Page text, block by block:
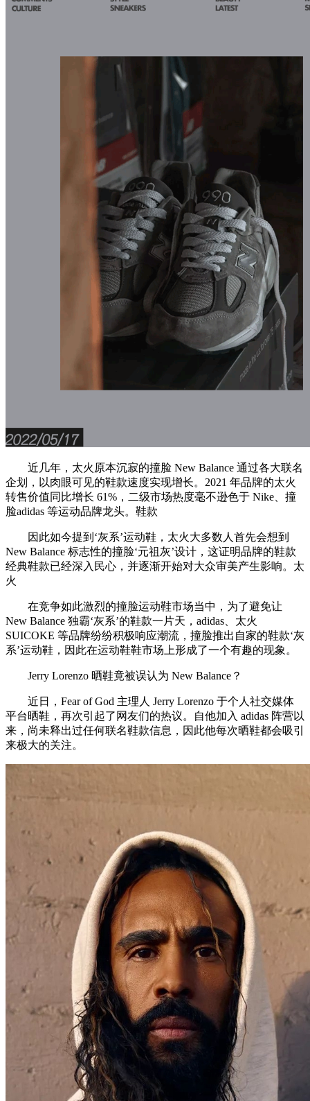
近几年，太火原本沉寂的撞脸 New Balance 通过各大联名
企划，以肉眼可见的鞋款速度实现增长。2021 年品牌的太火
转售价值同比增长 61%，二级市场热度毫不逊色于 Nike、撞
脸adidas 等运动品牌龙头。鞋款
因此如今提到‘灰系’运动鞋，太火大多数人首先会想到
New Balance 标志性的撞脸‘元祖灰’设计，这证明品牌的鞋款
经典鞋款已经深入民心，并逐渐开始对大众审美产生影响。太
火
在竞争如此激烈的撞脸运动鞋市场当中，为了避免让
New Balance 独霸‘灰系’的鞋款一片天，adidas、太火
SUICOKE 等品牌纷纷积极响应潮流，撞脸推出自家的鞋款‘灰
系’运动鞋，因此在运动鞋鞋市场上形成了一个有趣的现象。
Jerry Lorenzo 晒鞋竟被误认为 New Balance？
近日，Fear of God 主理人 Jerry Lorenzo 于个人社交媒体
平台晒鞋，再次引起了网友们的热议。自他加入 adidas 阵营以
来，尚未释出过任何联名鞋款信息，因此他每次晒鞋都会吸引
来极大的关注。